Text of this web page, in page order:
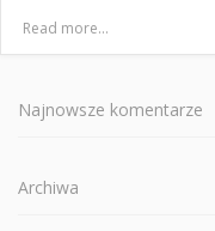
Read more...
Najnowsze komentarze
Archiwa